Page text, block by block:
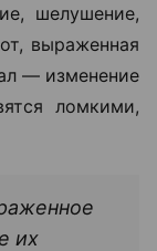
шелушение,
выраженная
— изменение
ломкими,
их